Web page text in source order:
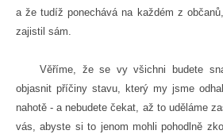
a že tudíž ponechává na každém z
zajistil sám.
Věříme, že se vy všichni budete
objasnit příčiny stavu, který my jsme
nahotě - a nebudete čekat, až to uděláme
vás, abyste si to jenom mohli pohodlně